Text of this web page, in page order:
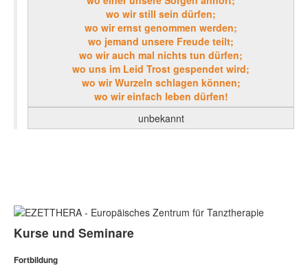
wo wir still sein dürfen;
wo wir ernst genommen werden;
wo jemand unsere Freude teilt;
wo wir auch mal nichts tun dürfen;
wo uns im Leid Trost gespendet wird;
wo wir Wurzeln schlagen können;
wo wir einfach leben dürfen!
unbekannt
Kurse und Seminare
Fortbildung